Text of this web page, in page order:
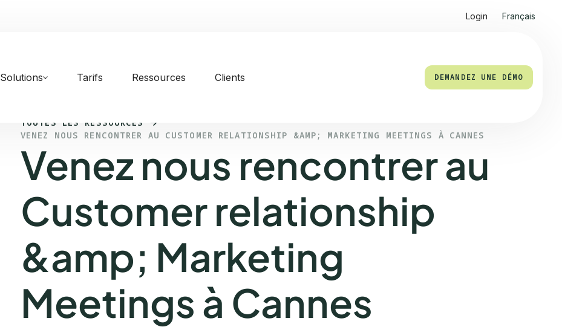
Login Français
Solutions Tarifs Ressources Clients DEMANDEZ UNE DÉMO
TOUTES LES RESSOURCES
VENEZ NOUS RENCONTRER AU CUSTOMER RELATIONSHIP &AMP; MARKETING MEETINGS À CANNES
Venez nous rencontrer au
Customer relationship
&amp; Marketing
Meetings à Cannes